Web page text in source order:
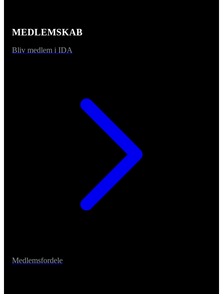
MEDLEMSKAB
Bliv medlem i IDA
Medlemsfordele